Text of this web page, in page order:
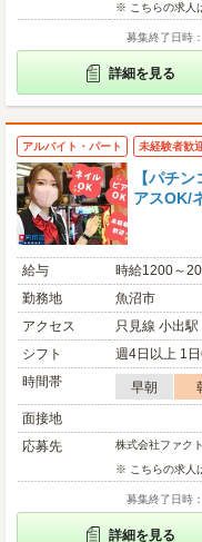
※ こちらの求人
募集終了日時
詳細を見る
アルバイト・パート 未経験者歓
【パチ
アスOK/
給与
時給1200～
勤務地
魚沼市
アクセス
只見線 小出駅
シフト
週4日以上 1
時間帯
早朝
面接地
応募先
株式会社ファクト
※ こちらの求人
募集終了日時
詳細を見る